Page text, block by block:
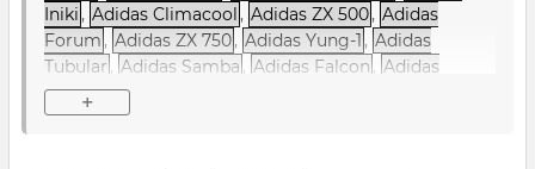
Iniki , Adidas Climacool , Adidas ZX 500, Adidas
Forum , Adidas ZX 750, Adidas Yung-1 , Adidas
Tubular , Adidas Samba , Adidas Falcon , Adidas
Sharks,Adidas Ozelia
NMD,Adidas NiteBall
+